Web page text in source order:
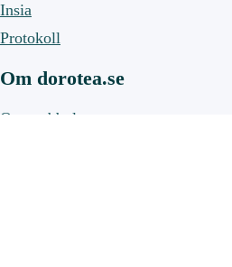
Insia
Protokoll
Om dorotea.se
Om webbplatsen